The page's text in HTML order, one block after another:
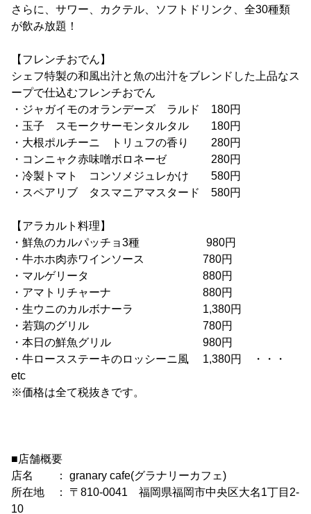
さらに、サワー、カクテル、ソフトドリンク、全30種類
が飲み放題！
【フレンチおでん】
シェフ特製の和風出汁と魚の出汁をブレンドした上品なス
ープで仕込むフレンチおでん
・ジャガイモのオランデーズ ラルド 180円
・玉子 スモークサーモンタルタル 180円
・大根ポルチーニ トリュフの香り 280円
・コンニャク赤味噌ボロネーゼ 280円
・冷製トマト コンソメジュレかけ 580円
・スペアリブ タスマニアマスタード 580円
【アラカルト料理】
・鮮魚のカルパッチョ3種 980円
・牛ホホ肉赤ワインソース 780円
・マルゲリータ 880円
・アマトリチャーナ 880円
・生ウニのカルボナーラ 1,380円
・若鶏のグリル 780円
・本日の鮮魚グリル 980円
・牛ロースステーキのロッシーニ風 1,380円 ・・・
etc
※価格は全て税抜きです。
■店舗概要
店名 ： granary cafe(グラナリーカフェ)
所在地 ： 〒810-0041 福岡県福岡市中央区大名1丁目2-
10